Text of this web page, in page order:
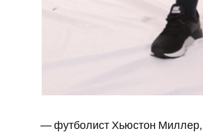
— футболист Хьюстон Миллер,